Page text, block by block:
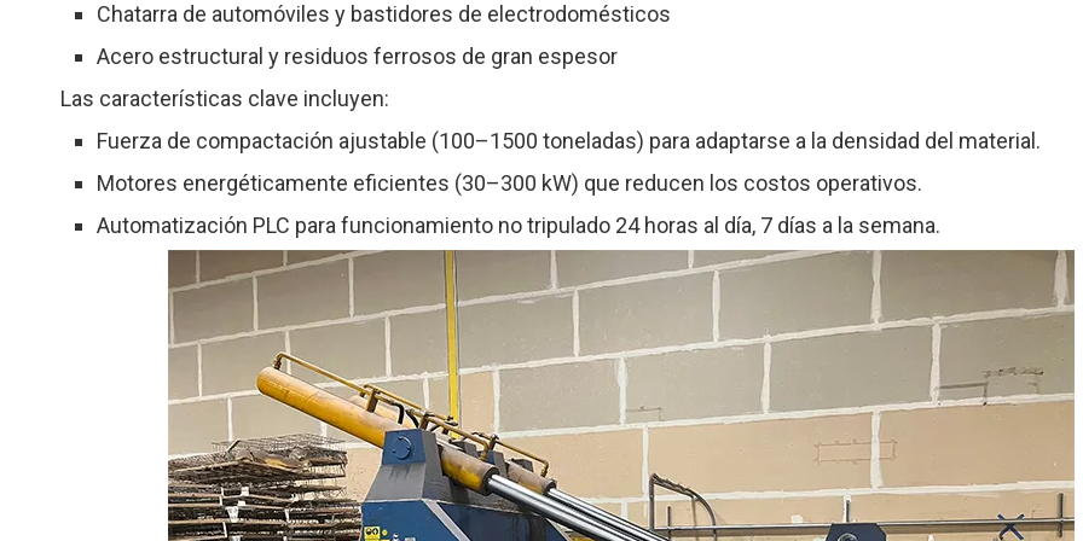
Chatarra de automóviles y bastidores de electrodomésticos
Acero estructural y residuos ferrosos de gran espesor
Las características clave incluyen:
Fuerza de compactación ajustable (100–1500 toneladas) para adaptarse a la densidad del material.
Motores energéticamente eficientes (30–300 kW) que reducen los costos operativos.
Automatización PLC para funcionamiento no tripulado 24 horas al día, 7 días a la semana.